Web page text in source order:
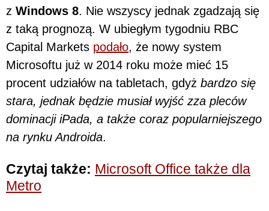
z Windows 8. Nie wszyscy jednak zgadzają się
z taką prognozą. W ubiegłym tygodniu RBC
Capital Markets podało, że nowy system
Microsoftu już w 2014 roku może mieć 15
procent udziałów na tabletach, gdyż bardzo się
stara, jednak będzie musiał wyjść zza pleców
dominacji iPada, a także coraz popularniejszego
na rynku Androida.
Czytaj także: Microsoft Office także dla
Metro